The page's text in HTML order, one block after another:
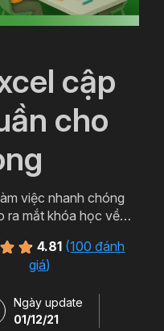
cập
cho
việc nhanh chóng
ra mắt khóa học về
những hàm, công cụ
quyết công việc một
4.81 (100 đánh
giá)
Ngày update
01/12/21